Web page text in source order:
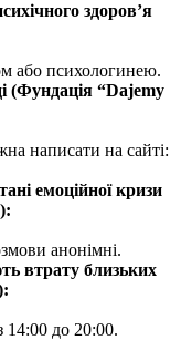
здоров’я
або психологинею.
(Фундація “Dajemy
написати на сайті:
емоційної кризи
анонімні.
втрату близьких
14:00 до 20:00.